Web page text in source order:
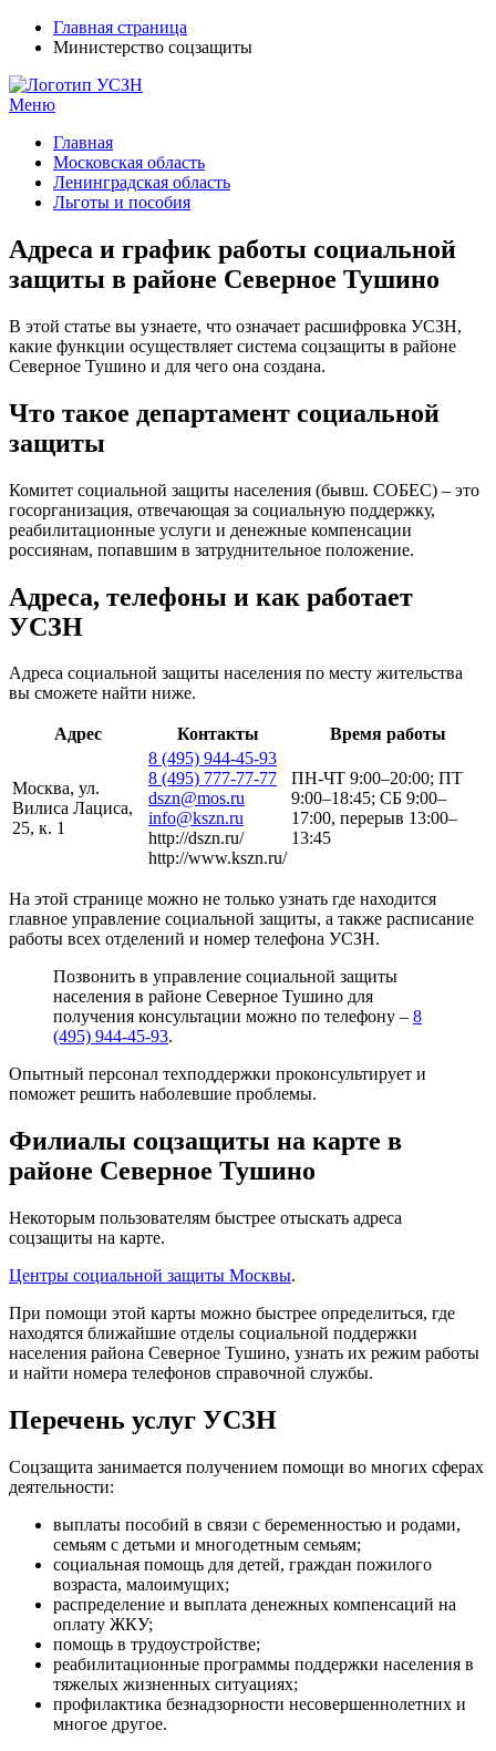
Главная страница
Министерство соцзащиты
Меню
Главная
Московская область
Ленинградская область
Льготы и пособия
Адреса и график работы социальной
защиты в районе Северное Тушино
В этой статье вы узнаете, что означает расшифровка УСЗН,
какие функции осуществляет система соцзащиты в районе
Северное Тушино и для чего она создана.
Что такое департамент социальной
защиты
Комитет социальной защиты населения (бывш. СОБЕС) – это
госорганизация, отвечающая за социальную поддержку,
реабилитационные услуги и денежные компенсации
россиянам, попавшим в затруднительное положение.
Адреса, телефоны и как работает
УСЗН
Адреса социальной защиты населения по месту жительства
вы cможете найти ниже.
Адрес Контакты Время работы
Москва, ул.
Вилиса Лациса,
25, к. 1
8 (495) 944-45-93
8 (495) 777-77-77
dszn@mos.ru
info@kszn.ru
http://dszn.ru/
http://www.kszn.ru/
ПН-ЧТ 9:00–20:00; ПТ
9:00–18:45; СБ 9:00–
17:00, перерыв 13:00–
13:45
На этой странице можно не только узнать где находится
главное управление социальной защиты, а также расписание
работы всех отделений и номер телефона УСЗН.
Позвонить в управление социальной защиты
населения в районе Северное Тушино для
получения консультации можно по телефону – 8
(495) 944-45-93.
Опытный персонал техподдержки проконсультирует и
поможет решить наболевшие проблемы.
Филиалы соцзащиты на карте в
районе Северное Тушино
Некоторым пользователям быстрее отыскать адреса
соцзащиты на карте.
Центры социальной защиты Москвы.
При помощи этой карты можно быстрее определиться, где
находятся ближайшие отделы социальной поддержки
населения района Северное Тушино, узнать их режим работы
и найти номера телефонов справочной службы.
Перечень услуг УСЗН
Соцзащита занимается получением помощи во многих сферах
деятельности:
выплаты пособий в связи с беременностью и родами,
семьям с детьми и многодетным семьям;
социальная помощь для детей, граждан пожилого
возраста, малоимущих;
распределение и выплата денежных компенсаций на
оплату ЖКУ;
помощь в трудоустройстве;
реабилитационные программы поддержки населения в
тяжелых жизненных ситуациях;
профилактика безнадзорности несовершеннолетних и
многое другое.